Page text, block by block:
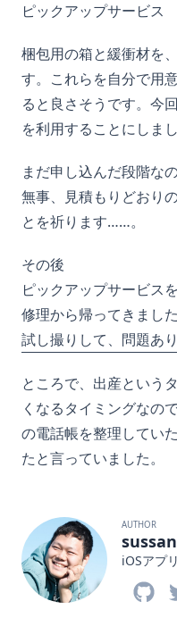
ピックアップサービス
梱包用の箱と緩衝材を
す。これらを自分で用
ると良さそうです。今
を利用することにしまし
まだ申し込んだ段階な
無事、見積もりどおり
とを祈ります……。
その後
ピックアップサービス
修理から帰ってきました
試し撮りして、問題あ
ところで、出産という
くなるタイミングなの
の電話帳を整理してい
たと言っていました。
AUTHOR
iOSアプ